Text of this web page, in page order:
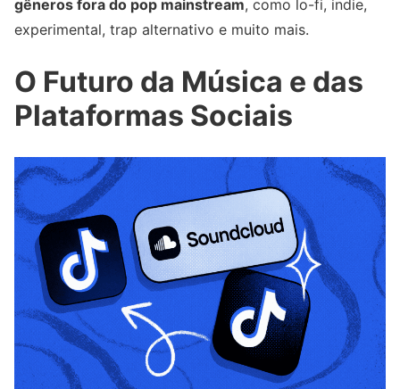
gêneros fora do pop mainstream, como lo-fi, indie,
experimental, trap alternativo e muito mais.
O Futuro da Música e das
Plataformas Sociais